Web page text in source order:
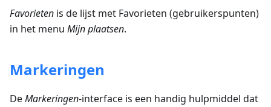
Favorieten is de lijst met Favorieten (gebruikerspunten)
in het menu Mijn plaatsen.
Markeringen
DeMarkeringen-interface is een handig hulpmiddel dat